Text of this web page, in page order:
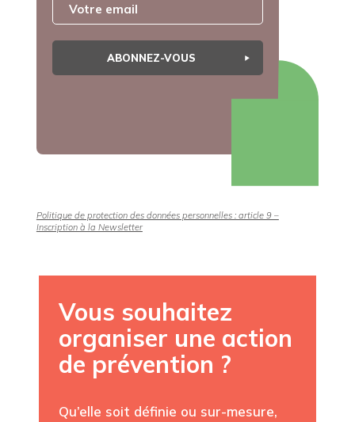
ABONNEZ-VOUS
Politique de protection des données personnelles : article 9 –
Inscription à la Newsletter
Vous souhaitez
organiser une action
de prévention ?
Qu’elle soit définie ou sur-mesure,